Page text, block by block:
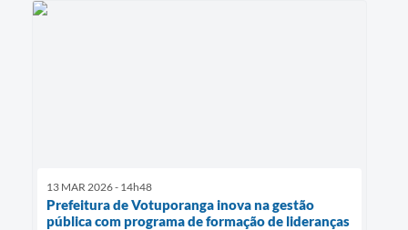
13 MAR 2026 - 14h48
Prefeitura de Votuporanga inova na gestão
pública com programa de formação de lideranças